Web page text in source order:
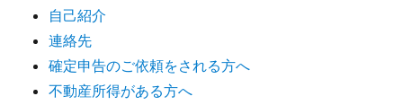
自己紹介
連絡先
確定申告のご依頼をされる方へ
不動産所得がある方へ